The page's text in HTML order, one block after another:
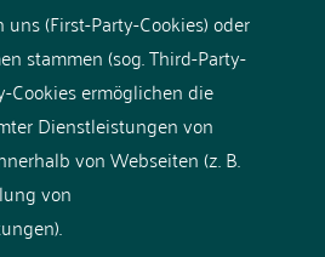
(First-Party-Cookies) oder
stammen (sog. Third-Party-
Cookies ermöglichen die
Dienstleistungen von
von Webseiten (z. B.
von